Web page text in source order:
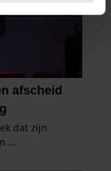
media te bieden
Ook delen we
met onze
en analyse. Deze
met andere
die ze hebben